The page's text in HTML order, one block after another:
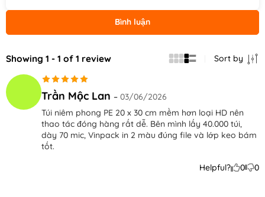
Bình luận
Showing 1 - 1 of 1 review Sort by
Helpful? 0 0
Được xếp
sao
Trần Mộc Lan – 03/06/2026
Túi niêm phong PE 20 x 30 cm mềm hơn loại HD nên
thao tác đóng hàng rất dễ. Bên mình lấy 40.000 túi,
dày 70 mic, Vinpack in 2 màu đúng file và lớp keo bám
tốt.